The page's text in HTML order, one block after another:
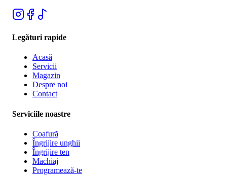
Legături rapide
Acasă
Servicii
Magazin
Despre noi
Contact
Serviciile noastre
Coafură
Îngrijire unghii
Îngrijire ten
Machiaj
Programează-te